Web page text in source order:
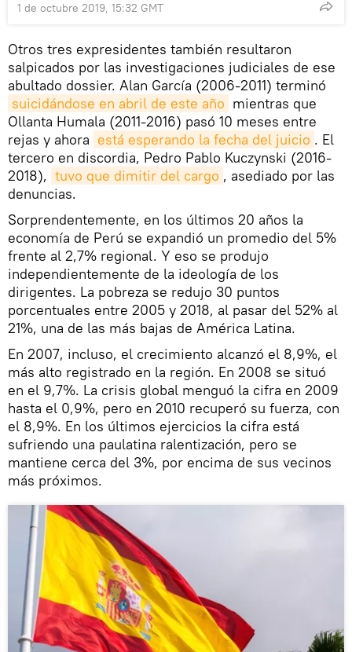
1 de octubre 2019, 15:32 GMT
Otros tres expresidentes también resultaron
salpicados por las investigaciones judiciales de ese
abultado dossier. Alan García (2006-2011) terminó
suicidándose en abril de este año mientras que
Ollanta Humala (2011-2016) pasó 10 meses entre
rejas y ahora está esperando la fecha del juicio . El
tercero en discordia, Pedro Pablo Kuczynski (2016-
2018), tuvo que dimitir del cargo , asediado por las
denuncias.
Sorprendentemente, en los últimos 20 años la
economía de Perú se expandió un promedio del 5%
frente al 2,7% regional. Y eso se produjo
independientemente de la ideología de los
dirigentes. La pobreza se redujo 30 puntos
porcentuales entre 2005 y 2018, al pasar del 52% al
21%, una de las más bajas de América Latina.
En 2007, incluso, el crecimiento alcanzó el 8,9%, el
más alto registrado en la región. En 2008 se situó
en el 9,7%. La crisis global menguó la cifra en 2009
hasta el 0,9%, pero en 2010 recuperó su fuerza, con
el 8,9%. En los últimos ejercicios la cifra está
sufriendo una paulatina ralentización, pero se
mantiene cerca del 3%, por encima de sus vecinos
más próximos.